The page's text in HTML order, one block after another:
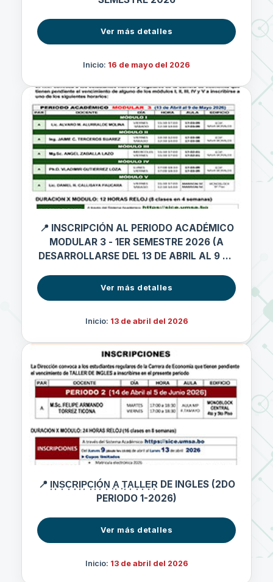
Ver más detalles
Inicio: 16 de mayo del 2026
📍 INSCRIPCIÓN AL PERIODO ACADÉMICO
MODULAR 3 - 1ER SEMESTRE 2026 (A
DESARROLLARSE DEL 13 DE ABRIL AL 9 DE
Ver más detalles
Inicio: 13 de abril del 2026
📍 I͙N͙S͙C͙R͙I͙P͙C͙I͙Ó͙N͙ ͙A͙ ͙T͙A͙L͙L͙E͙R͙ DE INGLES (2DO
PERIODO 1-2026)
Ver más detalles
Inicio: 13 de abril del 2026